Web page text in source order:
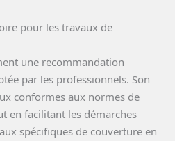
pour les travaux de
une recommandation
par les professionnels. Son
conformes aux normes de
en facilitant les démarches
spécifiques de couverture en